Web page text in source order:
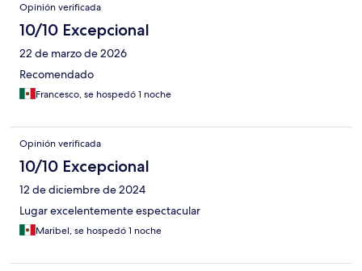
Opinión verificada
10/10 Excepcional
22 de marzo de 2026
Recomendado
Francesco, se hospedó 1 noche
Opinión verificada
10/10 Excepcional
12 de diciembre de 2024
Lugar excelentemente espectacular
Maribel, se hospedó 1 noche